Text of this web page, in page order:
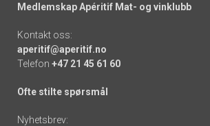
Medlemskap Apéritif Mat- og vinklubb
Kontakt oss:
aperitif@aperitif.no
Telefon +47 21 45 61 60
Ofte stilte spørsmål
Nyhetsbrev: